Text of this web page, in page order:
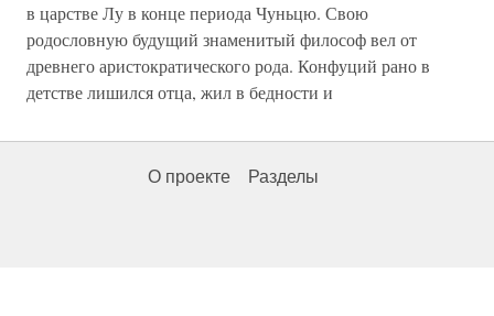
в царстве Лу в конце периода Чуньцю. Свою
родословную будущий знаменитый философ вел от
древнего аристократического рода. Конфуций рано в
детстве лишился отца, жил в бедности и
О проекте Разделы